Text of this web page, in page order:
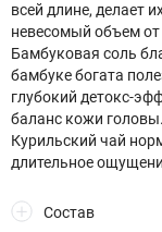
всей длине, делает
невесомый объем от
Бамбуковая соль
бамбуке богата
глубокий детокс-
баланс кожи головы.
Курильский чай
длительное
Состав